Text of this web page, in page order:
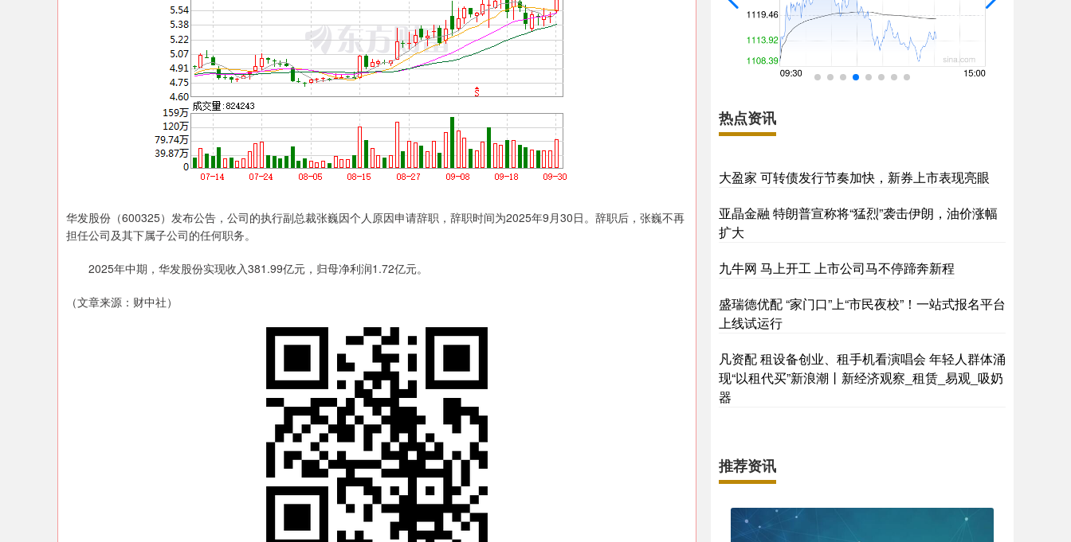
华发股份（600325）发布公告，公司的执行副总裁张巍因个人原因申请辞职，辞职时间为2025年9月30日。辞职后，张巍不再
担任公司及其下属子公司的任何职务。
2025年中期，华发股份实现收入381.99亿元，归母净利润1.72亿元。
（文章来源：财中社）
热点资讯
大盈家 可转债发行节奏加快，新券上市表现亮眼
亚晶金融 特朗普宣称将“猛烈”袭击伊朗，油价涨幅
扩大
九牛网 马上开工 上市公司马不停蹄奔新程
盛瑞德优配 “家门口”上“市民夜校”！一站式报名平台
上线试运行
凡资配 租设备创业、租手机看演唱会 年轻人群体涌
现“以租代买”新浪潮丨新经济观察_租赁_易观_吸奶
器
推荐资讯